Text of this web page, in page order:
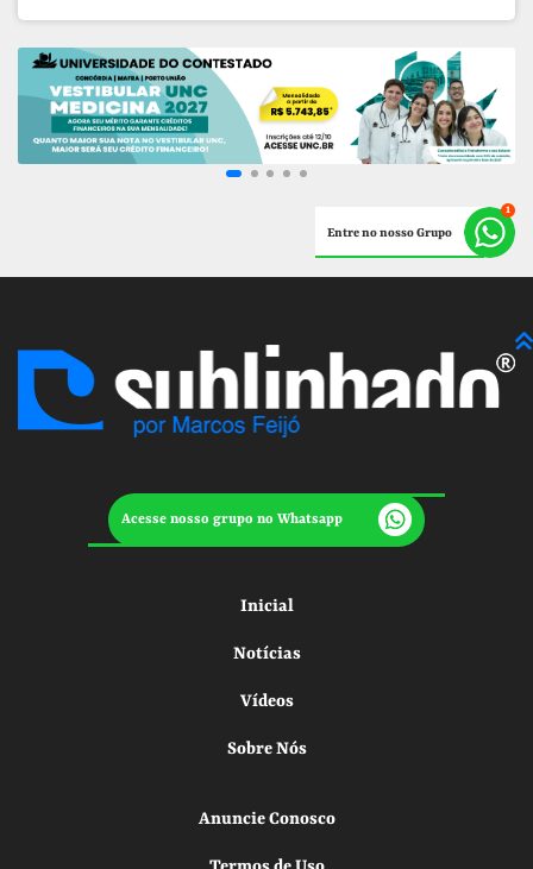
Entre no nosso Grupo
Acesse nosso grupo no Whatsapp
Inicial
Notícias
Vídeos
Sobre Nós
Anuncie Conosco